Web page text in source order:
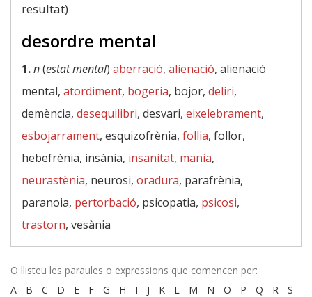
resultat)
desordre mental
1.n(estat mental) aberració, alienació, alienació
mental, atordiment, bogeria, bojor, deliri,
demència, desequilibri, desvari, eixelebrament,
esbojarrament, esquizofrènia, follia, follor,
hebefrènia, insània, insanitat, mania,
neurastènia, neurosi, oradura, parafrènia,
paranoia, pertorbació, psicopatia, psicosi,
trastorn, vesània
O llisteu les paraules o expressions que comencen per:
A - B - C - D - E - F - G - H - I - J - K - L - M - N - O - P - Q - R - S -